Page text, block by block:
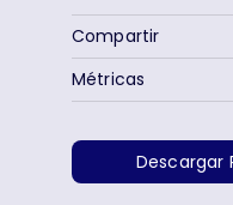
Descargar
Métricas
Compartir